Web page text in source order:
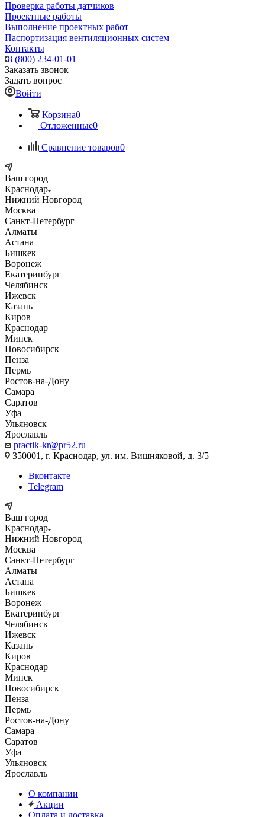
Проверка работы датчиков
Проектные работы
Выполнение проектных работ
Паспортизация вентиляционных систем
Контакты
8 (800) 234-01-01
Заказать звонок
Задать вопрос
Войти
Корзина0
Отложенные0
Сравнение товаров0
Ваш город
Краснодар
Нижний Новгород
Москва
Санкт-Петербург
Алматы
Астана
Бишкек
Воронеж
Екатеринбург
Челябинск
Ижевск
Казань
Киров
Краснодар
Минск
Новосибирск
Пенза
Пермь
Ростов-на-Дону
Самара
Саратов
Уфа
Ульяновск
Ярославль
practik-kr@pr52.ru
350001, г. Краснодар, ул. им. Вишняковой, д. 3/5
Вконтакте
Telegram
Ваш город
Краснодар
Нижний Новгород
Москва
Санкт-Петербург
Алматы
Астана
Бишкек
Воронеж
Екатеринбург
Челябинск
Ижевск
Казань
Киров
Краснодар
Минск
Новосибирск
Пенза
Пермь
Ростов-на-Дону
Самара
Саратов
Уфа
Ульяновск
Ярославль
О компании
Акции
Оплата и доставка